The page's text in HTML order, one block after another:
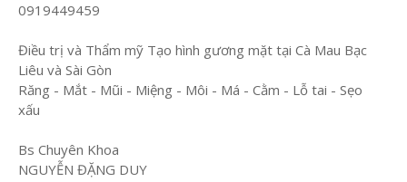
0919449459
Điều trị và Thẩm mỹ Tạo hình gương mặt tại Cà Mau Bạc
Liêu và Sài Gòn
Răng - Mắt - Mũi - Miệng - Môi - Má - Cằm - Lỗ tai - Sẹo
xấu
Bs Chuyên Khoa
NGUYỄN ĐẶNG DUY